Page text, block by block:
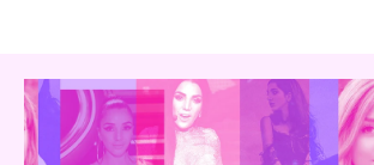
MER OM GINA
BLOGG